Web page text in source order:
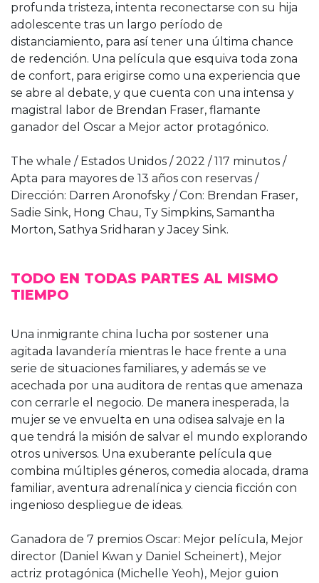
profunda tristeza, intenta reconectarse con su hija
adolescente tras un largo período de
distanciamiento, para así tener una última chance
de redención. Una película que esquiva toda zona
de confort, para erigirse como una experiencia que
se abre al debate, y que cuenta con una intensa y
magistral labor de Brendan Fraser, flamante
ganador del Oscar a Mejor actor protagónico.
The whale / Estados Unidos / 2022 / 117 minutos /
Apta para mayores de 13 años con reservas /
Dirección: Darren Aronofsky / Con: Brendan Fraser,
Sadie Sink, Hong Chau, Ty Simpkins, Samantha
Morton, Sathya Sridharan y Jacey Sink.
TODO EN TODAS PARTES AL MISMO
TIEMPO
Una inmigrante china lucha por sostener una
agitada lavandería mientras le hace frente a una
serie de situaciones familiares, y además se ve
acechada por una auditora de rentas que amenaza
con cerrarle el negocio. De manera inesperada, la
mujer se ve envuelta en una odisea salvaje en la
que tendrá la misión de salvar el mundo explorando
otros universos. Una exuberante película que
combina múltiples géneros, comedia alocada, drama
familiar, aventura adrenalínica y ciencia ficción con
ingenioso despliegue de ideas.
Ganadora de 7 premios Oscar: Mejor película, Mejor
director (Daniel Kwan y Daniel Scheinert), Mejor
actriz protagónica (Michelle Yeoh), Mejor guion